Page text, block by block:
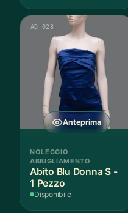
Anteprima
AD 028
NOLEGGIO
ABBIGLIAMENTO
Abito Blu Donna S -
1 Pezzo
Disponibile